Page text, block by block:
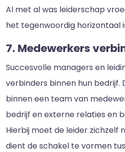
Al met al was leiderschap
het tegenwoordig horizontaal
7. Medewerkers
Succesvolle managers en
verbinders binnen hun bedrijf.
binnen een team van
bedrijf en externe relaties en
Hierbij moet de leider zichzelf
dient de schakel te vormen